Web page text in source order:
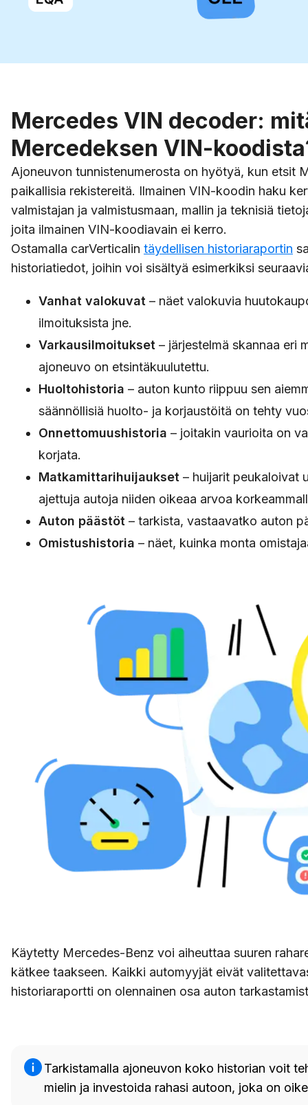
Mercedes VIN decoder:
Mercedeksen VIN-
Ajoneuvon tunnistenumerosta on hyötyä, kun etsit
paikallisia rekistereitä. Ilmainen VIN-koodin haku
valmistajan ja valmistusmaan, mallin ja teknisiä
joita ilmainen VIN-koodiavain ei kerro.
Ostamalla carVerticalin täydellisen historiaraportin
historiatiedot, joihin voi sisältyä esimerkiksi
Vanhat valokuvat – näet valokuvia
ilmoituksista jne.
Varkausilmoitukset – järjestelmä skannaa eri
ajoneuvo on etsintäkuulutettu.
Huoltohistoria – auton kunto riippuu sen
säännöllisiä huolto- ja korjaustöitä on tehty
Onnettomuushistoria – joitakin vaurioita on
korjata.
Matkamittarihuijaukset – huijarit peukaloivat
ajettuja autoja niiden oikeaa arvoa
Auton päästöt – tarkista, vastaavatko auton
Omistushistoria – näet, kuinka monta
Käytetty Mercedes-Benz voi aiheuttaa suuren
kätkee taakseen. Kaikki automyyjät eivät
historiaraportti on olennainen osa auton
Tarkistamalla ajoneuvon koko historian voit
mielin ja investoida rahasi autoon, joka on